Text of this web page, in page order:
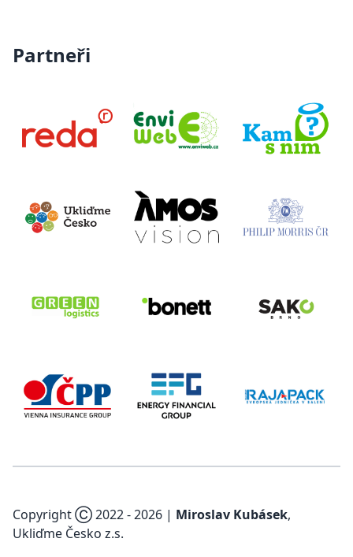
Partneři
Copyright Ⓒ 2022 -2026 | Miroslav Kubásek,
Ukliďme Česko z.s.